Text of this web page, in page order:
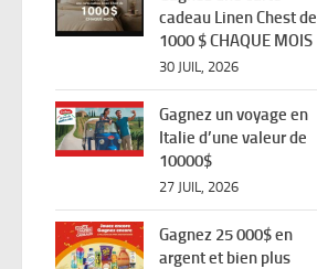
cadeau Linen Chest de
1000 $ CHAQUE MOIS
30 JUIL, 2026
Gagnez un voyage en
Italie d’une valeur de
10000$
27 JUIL, 2026
Gagnez 25 000$ en
argent et bien plus